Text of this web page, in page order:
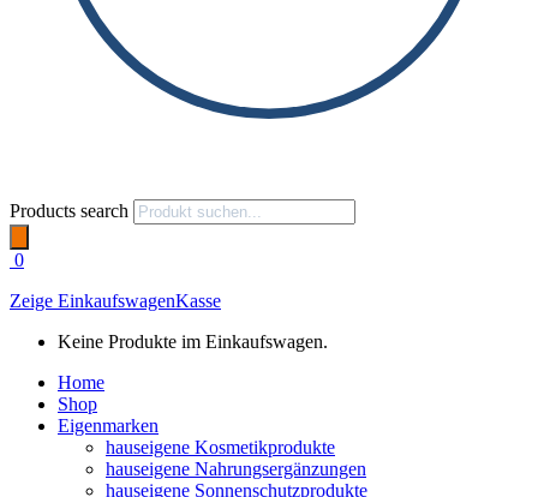
Products search
0
Zeige EinkaufswagenKasse
Keine Produkte im Einkaufswagen.
Home
Shop
Eigenmarken
hauseigene Kosmetikprodukte
hauseigene Nahrungsergänzungen
hauseigene Sonnenschutzprodukte